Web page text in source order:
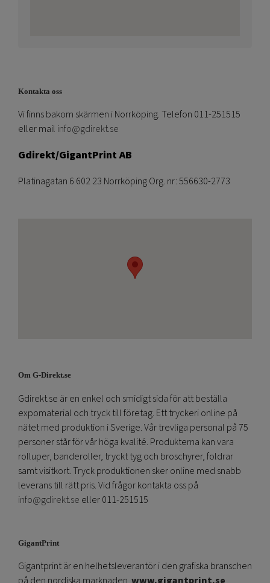
Kontakta oss
Vi finns bakom skärmen i Norrköping. Telefon 011-251515
eller mail info@gdirekt.se
Gdirekt/GigantPrint AB
Platinagatan 6 602 23 Norrköping Org. nr: 556630-2773
Om G-Direkt.se
Gdirekt.se är en enkel och smidigt sida för att beställa
expomaterial och tryck till företag. Ett tryckeri online på
nätet med produktion i Sverige. Vår trevliga personal på 75
personer står för vår höga kvalité. Produkterna kan vara
rolluper, banderoller, tryckt tyg och broschyrer, foldrar
samt visitkort. Tryck produktionen sker online med snabb
leverans till rätt pris. Vid frågor kontakta oss på
info@gdirekt.se eller 011-251515
GigantPrint
Gigantprint är en helhetsleverantör i den grafiska branschen